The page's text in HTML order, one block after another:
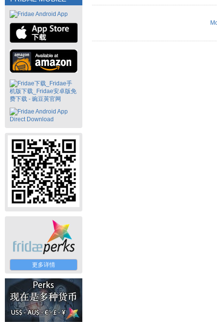
更多详情